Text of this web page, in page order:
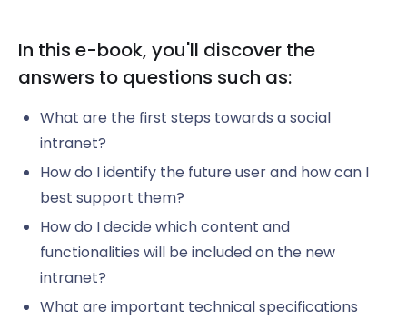
In this e-book, you'll discover the
answers to questions such as:
What are the first steps towards a social
intranet?
How do I identify the future user and how can I
best support them?
How do I decide which content and
functionalities will be included on the new
intranet?
What are important technical specifications